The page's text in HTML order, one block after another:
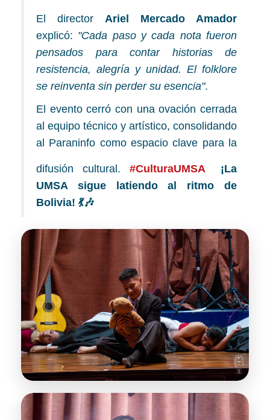
El director Ariel Mercado Amador
explicó: "Cada paso y cada nota fueron
pensados para contar historias de
resistencia, alegría y unidad. El folklore
se reinventa sin perder su esencia".
El evento cerró con una ovación cerrada
al equipo técnico y artístico, consolidando
al Paraninfo como espacio clave para la
difusión cultural. #CulturaUMSA
¡La
UMSA sigue latiendo al ritmo de
Bolivia! 💃🎶